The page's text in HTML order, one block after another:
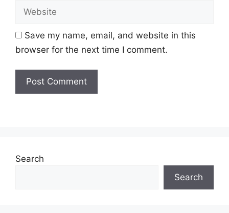
Website
Save my name, email, and website in this
browser for the next time I comment.
Search
Search